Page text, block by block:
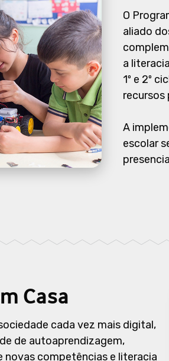
O
aliado
a
1º e 2º
recursos
A
escolar
Casa
cada vez mais digital,
de autoaprendizagem,
novas competências e literacia